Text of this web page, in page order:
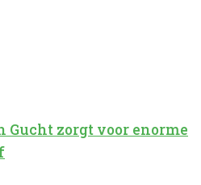
Gucht zorgt voor enorme